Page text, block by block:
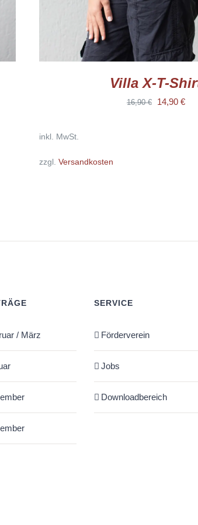
Villa X-T-
16,90€ 14,90 €
inkl. MwSt.
zzgl. Versandkosten
/ März
SERVICE
Förderverein
Jobs
Downloadbereich